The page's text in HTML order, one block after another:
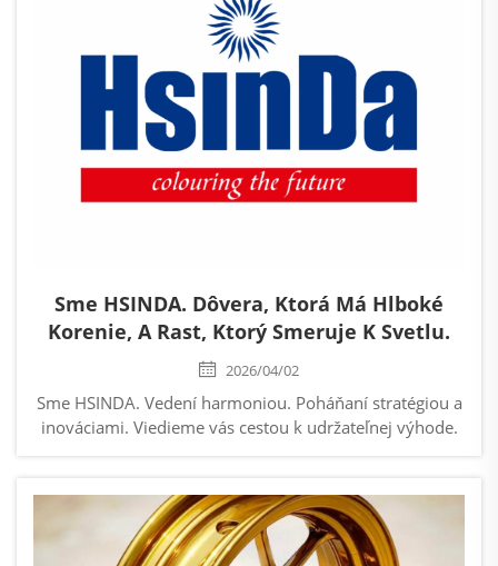
Sme HSINDA. Dôvera, Ktorá Má Hlboké
Korenie, A Rast, Ktorý Smeruje K Svetlu.
2026/04/02
Sme HSINDA. Vedení harmoniou. Poháňaní stratégiou a
inováciami. Viedieme vás cestou k udržateľnej výhode.
HSINDA tisíckorunná slnečnica...